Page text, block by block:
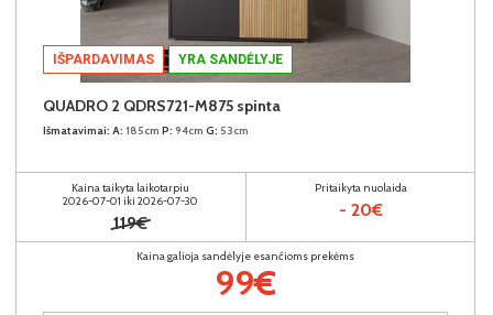
IŠPARDAVIMAS YRA SANDĖLYJE
QUADRO 2 QDRS721-M875 spinta
Išmatavimai: A: 185cm P: 94cm G: 53cm
Kaina taikyta laikotarpiu
2026-07-01 iki 2026-07-30
119€
Pritaikyta nuolaida
- 20€
Kaina galioja sandėlyje esančioms prekėms
99€